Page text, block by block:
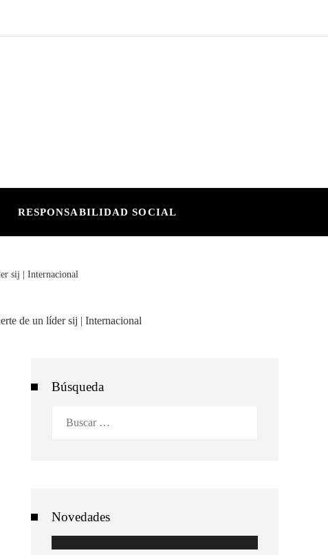
RESPONSABILIDAD SOCIAL
sij | Internacional
Búsqueda
Novedades